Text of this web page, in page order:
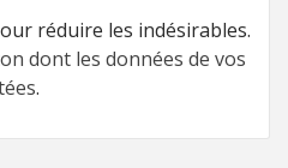
réduire les indésirables.
dont les données de vos
.